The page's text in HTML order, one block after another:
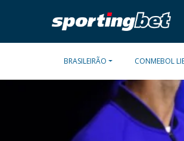
BRASILEIRÃO CONMEBOL